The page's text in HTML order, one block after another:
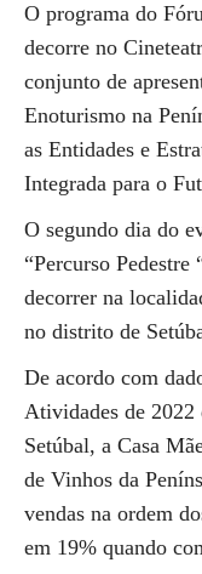
O programa do
decorre no
conjunto de
Enoturismo na
as Entidades e
Integrada para o
O segundo dia do
“Percurso
decorrer na
no distrito de
De acordo com
Atividades de 2022
Setúbal, a Casa
de Vinhos da
vendas na ordem
em 19% quando